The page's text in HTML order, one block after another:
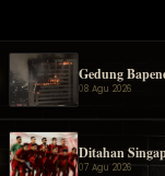
Gedung
08 Agu 2026
Ditahan
07 Agu 2026